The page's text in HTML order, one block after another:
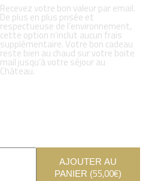
Recevez votre bon valeur par email.
De plus en plus prisée et
respectueuse de l’environnement,
cette option n’inclut aucun frais
supplémentaire. Votre bon cadeau
reste bien au chaud sur votre boite
mail jusqu’à votre séjour au
Château.
AJOUTER AU
PANIER (55,00€)